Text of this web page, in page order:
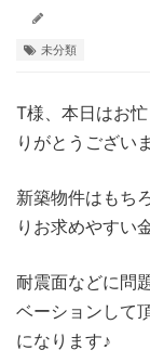
未分類
T様、本日はお
りがとうござい
新築物件はもち
りお求めやすい
耐震面などに問
ベーションして
になります♪